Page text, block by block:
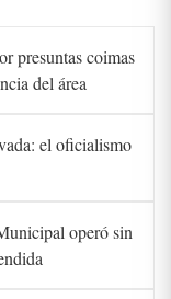
presuntas coimas
del área
el oficialismo
operó sin